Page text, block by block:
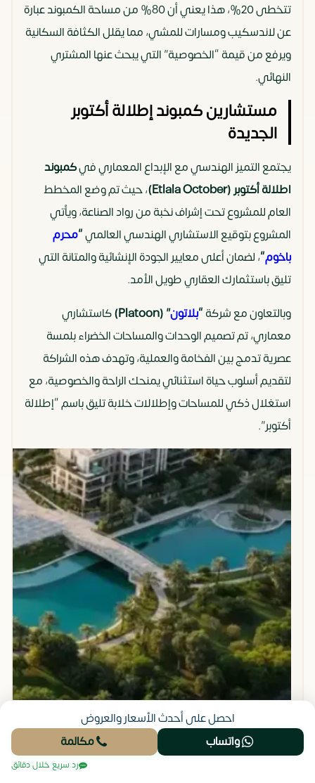
تتخطى 20%، هذا يعني أن 80% من مساحة الكمبوند عبارة
عن لاندسكيب ومسارات للمشي، مما يقلل الكثافة السكانية
ويرفع من قيمة “الخصوصية” التي يبحث عنها المشتري
النهائي.
مستشارين كمبوند إطلالة أكتوبر
الجديدة
يجتمع التميز الهندسي مع الإبداع المعماري فيكمبوند
اطلالة أكتوبر (Etlala October)
، حيث تم وضع المخطط
العام للمشروع تحت إشراف نخبة من رواد الصناعة، ويأتي
المشروع بتوقيع الاستشاري الهندسي العالمي“محرم
باخوم“، لضمان أعلى معايير الجودة الإنشائية والمتانة التي
تليق باستثمارك العقاري طويل الأمد.
وبالتعاون مع شركة“بلاتون” (Platoon)
كاستشاري
معماري، تم تصميم الوحدات والمساحات الخضراء بلمسة
عصرية تدمج بين الفخامة والعملية، وتهدف هذه الشراكة
لتقديم أسلوب حياة استثنائي يمنحك الراحة والخصوصية، مع
استغلال ذكي للمساحات وإطلالات خلابة تليق باسم “إطلالة
أكتوبر”.
احصل على أحدث الأسعار والعروض
واتساب
مكالمة
رد سريع خلال دقائق